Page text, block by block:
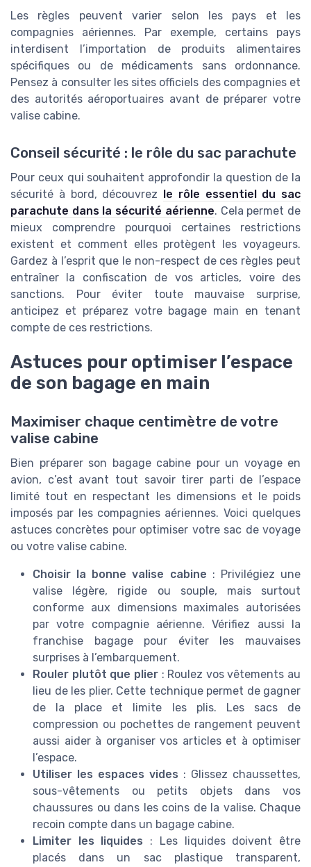
Les règles peuvent varier selon les pays et les
compagnies aériennes. Par exemple, certains pays
interdisent l’importation de produits alimentaires
spécifiques ou de médicaments sans ordonnance.
Pensez à consulter les sites officiels des compagnies et
des autorités aéroportuaires avant de préparer votre
valise cabine.
Conseil sécurité : le rôle du sac parachute
Pour ceux qui souhaitent approfondir la question de la
sécurité à bord, découvrez le rôle essentiel du sac
parachute dans la sécurité aérienne. Cela permet de
mieux comprendre pourquoi certaines restrictions
existent et comment elles protègent les voyageurs.
Gardez à l’esprit que le non-respect de ces règles peut
entraîner la confiscation de vos articles, voire des
sanctions. Pour éviter toute mauvaise surprise,
anticipez et préparez votre bagage main en tenant
compte de ces restrictions.
Astuces pour optimiser l’espace
de son bagage en main
Maximiser chaque centimètre de votre
valise cabine
Bien préparer son bagage cabine pour un voyage en
avion, c’est avant tout savoir tirer parti de l’espace
limité tout en respectant les dimensions et le poids
imposés par les compagnies aériennes. Voici quelques
astuces concrètes pour optimiser votre sac de voyage
ou votre valise cabine.
Choisir la bonne valise cabine : Privilégiez une
valise légère, rigide ou souple, mais surtout
conforme aux dimensions maximales autorisées
par votre compagnie aérienne. Vérifiez aussi la
franchise bagage pour éviter les mauvaises
surprises à l’embarquement.
Rouler plutôt que plier: Roulez vos vêtements au
lieu de les plier. Cette technique permet de gagner
de la place et limite les plis. Les sacs de
compression ou pochettes de rangement peuvent
aussi aider à organiser vos articles et à optimiser
l’espace.
Utiliser les espaces vides : Glissez chaussettes,
sous-vêtements ou petits objets dans vos
chaussures ou dans les coins de la valise. Chaque
recoin compte dans un bagage cabine.
Limiter les liquides : Les liquides doivent être
placés dans un sac plastique transparent,